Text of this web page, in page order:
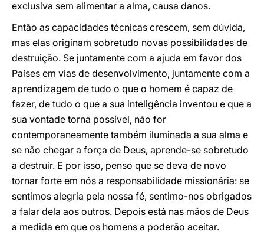
exclusiva sem alimentar a alma, causa danos.
Então as capacidades técnicas crescem, sem dúvida,
mas elas originam sobretudo novas possibilidades de
destruição. Se juntamente com a ajuda em favor dos
Países em vias de desenvolvimento, juntamente com a
aprendizagem de tudo o que o homem é capaz de
fazer, de tudo o que a sua inteligência inventou e que a
sua vontade torna possível, não for
contemporaneamente também iluminada a sua alma e
se não chegar a força de Deus, aprende-se sobretudo
a destruir. E por isso, penso que se deva de novo
tornar forte em nós a responsabilidade missionária: se
sentimos alegria pela nossa fé, sentimo-nos obrigados
a falar dela aos outros. Depois está nas mãos de Deus
a medida em que os homens a poderão aceitar.